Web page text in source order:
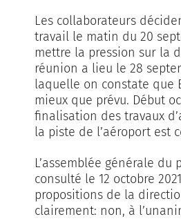
Les collaborateurs
travail le matin du 20
mettre la pression sur la
réunion a lieu le 28
laquelle on constate que
mieux que prévu. Début
finalisation des travaux
la piste de l’aéroport est
L’assemblée générale du
consulté le 12 octobre
propositions de la
clairement: non, à